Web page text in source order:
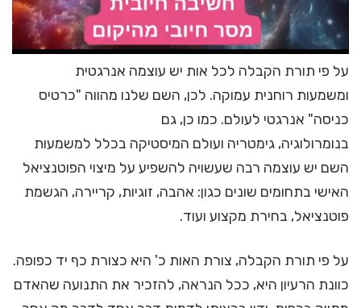
על פי תורת הקבלה לכל אות יש עוצמה אנרגטית
ומשמעות רוחנית עמוקה. לכן, השם שלנו מהווה "כרטיס
כניסה" אנרגטי לעולם. כמו כן, גם
בנומרולוגיה, גימטריה ועולם המיסטיקה בכלל למשמעות
השם יש עוצמה רבה שעשויה להשפיע על מיצוי הפוטנציאל
האישי בתחומים שונים כגון: אהבה, זוגיות, קריירה, הגשמת
פוטנציאל, בחירת מקצוע ועוד.
על פי תורת הקבלה, צורת האות כ' היא כצורת כף יד כפופה.
כוונת הרעיון היא, ככל הנראה, להזכיר את התנועה שהאדם